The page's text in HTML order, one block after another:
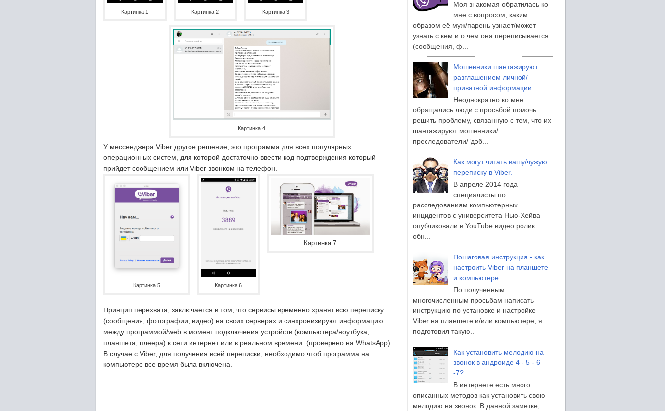
Картинка 1 Картинка 2 Картинка 3
Картинка 4
У мессенджера Viber другое решение, это программа для всех популярных
операционных систем, для которой достаточно ввести код подтверждения который
прийдет сообщением или Viber звонком на телефон.
Картинка 5 Картинка 6
Картинка 7
Принцип перехвата, заключается в том, что сервисы временно хранят всю переписку
(сообщения, фотографии, видео) на своих серверах и синхронизируют информацию
между программой/web в момент подключения устройств (компьютера/ноутбука,
планшета, плеера) к сети интернет или в реальном времени (проверено на WhatsApp).
В случае с Viber, для получения всей переписки, необходимо чтоб программа на
компьютере все время была включена.
Моя знакомая обратилась ко
мне с вопросом, каким
образом её муж/парень узнает/может
узнать с кем и о чем она переписывается
(сообщения, ф...
Мошенники шантажируют
разглашением личной/
приватной информации.
Неоднократно ко мне
обращались люди с просьбой помочь
решить проблему, связанную с тем, что их
шантажируют мошенники/
преследователи/”доб...
Как могут читать вашу/чужую
переписку в Viber.
В апреле 2014 года
специалисты по
расследованиям компьютерных
инцидентов с университета Нью-Хейва
опубликовали в YouTube видео ролик
обн...
Пошаговая инструкция - как
настроить Viber на планшете
и компьютере.
По полученным
многочисленным просьбам написать
инструкцию по установке и настройке
Viber на планшете и/или компьютере, я
подготовил такую...
Как установить мелодию на
звонок в андроиде 4 - 5 - 6
-7?
В интернете есть много
описанных методов как установить свою
мелодию на звонок. В данной заметке,